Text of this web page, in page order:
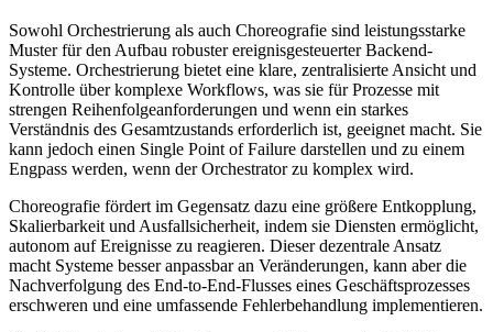
Sowohl Orchestrierung als auch Choreografie sind leistungsstarke
Muster für den Aufbau robuster ereignisgesteuerter Backend-
Systeme. Orchestrierung bietet eine klare, zentralisierte Ansicht und
Kontrolle über komplexe Workflows, was sie für Prozesse mit
strengen Reihenfolgeanforderungen und wenn ein starkes
Verständnis des Gesamtzustands erforderlich ist, geeignet macht. Sie
kann jedoch einen Single Point of Failure darstellen und zu einem
Engpass werden, wenn der Orchestrator zu komplex wird.
Choreografie fördert im Gegensatz dazu eine größere Entkopplung,
Skalierbarkeit und Ausfallsicherheit, indem sie Diensten ermöglicht,
autonom auf Ereignisse zu reagieren. Dieser dezentrale Ansatz
macht Systeme besser anpassbar an Veränderungen, kann aber die
Nachverfolgung des End-to-End-Flusses eines Geschäftsprozesses
erschweren und eine umfassende Fehlerbehandlung implementieren.